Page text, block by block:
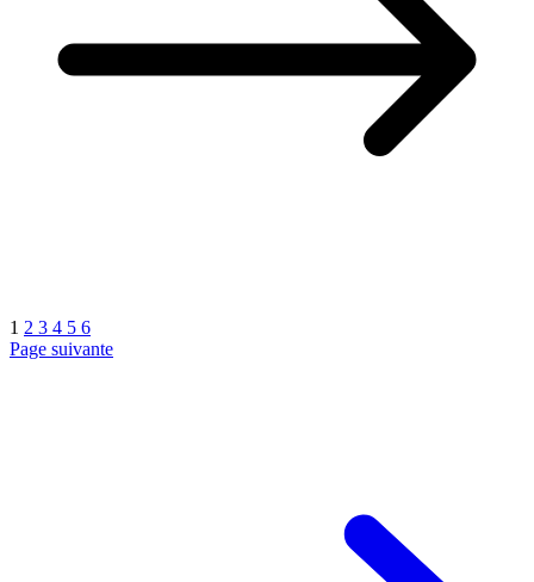
1 2 3 4 5 6
Page suivante